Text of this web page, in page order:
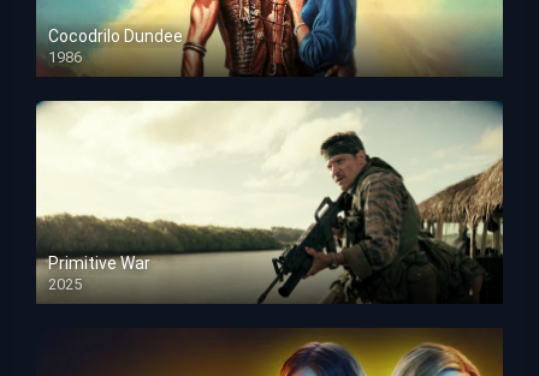
Cocodrilo Dundee
1986
HD 1080p
Primitive War
2025
HD 1080p